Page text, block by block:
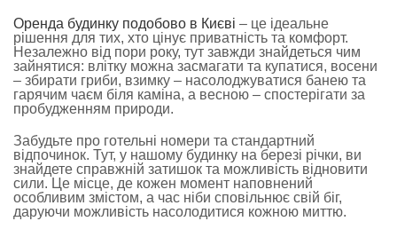
Оренда будинку подобово в Києві – це ідеальне
рішення для тих, хто цінує приватність та комфорт.
Незалежно від пори року, тут завжди знайдеться чим
зайнятися: влітку можна засмагати та купатися, восени
– збирати гриби, взимку – насолоджуватися банею та
гарячим чаєм біля каміна, а весною – спостерігати за
пробудженням природи.
Забудьте про готельні номери та стандартний
відпочинок. Тут, у нашому будинку на березі річки, ви
знайдете справжній затишок та можливість відновити
сили. Це місце, де кожен момент наповнений
особливим змістом, а час ніби сповільнює свій біг,
даруючи можливість насолодитися кожною миттю.